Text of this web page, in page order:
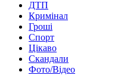
ДТП
Кримінал
Гроші
Спорт
Цікаво
Скандали
Фото/Відео